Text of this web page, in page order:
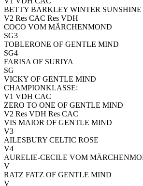
BETTY BARKLEY WINTER SUNSHINE
V2 Res CAC Res VDH
COCO VOM MÄRCHENMOND
SG3
TOBLERONE OF GENTLE MIND
SG4
FARISA OF SURIYA
SG
VICKY OF GENTLE MIND
CHAMPIONKLASSE:
V1 VDH CAC
ZERO TO ONE OF GENTLE MIND
V2 Res VDH Res CAC
VIS MAIOR OF GENTLE MIND
V3
AILESBURY CELTIC ROSE
V4
AURELIE-CECILE VOM
V
RATZ FATZ OF GENTLE MIND
V